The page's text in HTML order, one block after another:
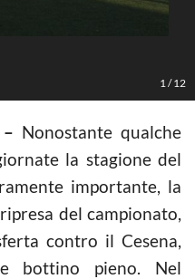
1 /12
Nonostante qualche
la stagione del
importante, la
del campionato,
contro il Cesena,
bottino pieno. Nel